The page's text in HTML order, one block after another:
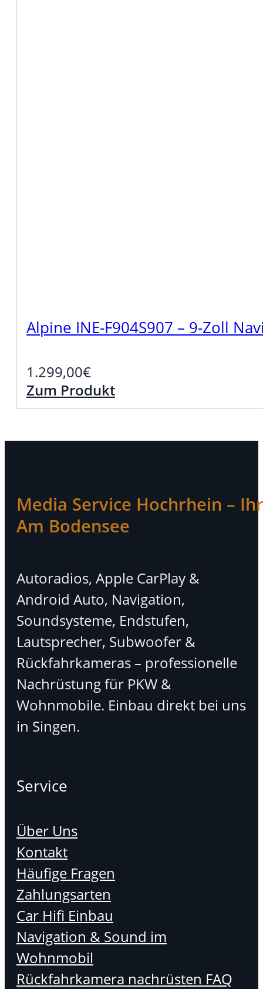
Alpine INE-F904S907 – 9-Zoll
1.299,00€
Zum Produkt
Media Service Hochrhein –
Am Bodensee
Autoradios, Apple CarPlay &
Android Auto, Navigation,
Soundsysteme, Endstufen,
Lautsprecher, Subwoofer &
Rückfahrkameras – professionelle
Nachrüstung für PKW &
Wohnmobile. Einbau direkt bei uns
in Singen.
Service
Über Uns
Kontakt
Häufige Fragen
Zahlungsarten
Car Hifi Einbau
Navigation & Sound im
Wohnmobil
Rückfahrkamera nachrüsten FAQ